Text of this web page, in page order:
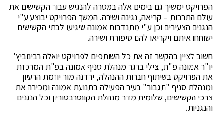
הפרויקט ימשיך גם בימים אלה במטרה להנגיש עבור הקשישים את
עולם התרבות – קריאה, נגינה ושירה. המשך הפרויקט יבוצע ע"י
הנגנים הצעירים וכן ע"י מתנדבות אמונה שיגיעו לבתי הקשישים
ישוחחו איתם ויקריאו להם סיפורת ושירה.
חשוב לציין בהקשר זה את כל השותפים לפרויקט יואלה רבינוביץ'
יו"ר אמונה פ"ת, צילי ברגר מנהלת סניף אמונה בפ"ת המרכזת
את הפרויקט בשיתוף חברות ההנהלה, ירדנה מור יוזמת הרעיון
ומנהלת סניף "תגבור" בעיר הפעילה בתנועת אמונה ומכירה את
צרכי הקשישים, שלומית מדר מנהלת הקונסרבטוריון וכל הנגנים
והנגניות.